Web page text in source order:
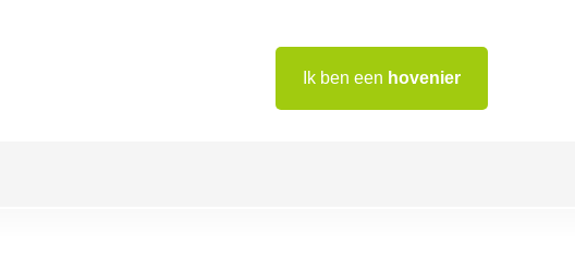
Ik ben een hovenier